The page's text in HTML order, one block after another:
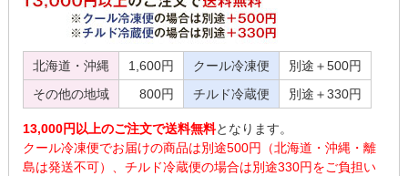
北海道・沖縄 1,600円 クール冷凍便
別途＋500円
その他の地域
800円 チルド冷蔵便 別途＋330円
13,000円以上のご注文で送料無料となります。
クール冷凍便でお届けの商品は別途500円（北海道・沖縄・離
島は発送不可）、チルド冷蔵便の場合は別途330円をご負担い